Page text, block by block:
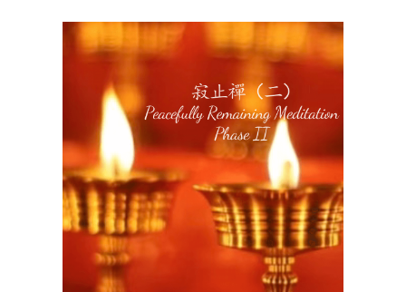
Editing Wiki 貢獻維基
About 關於
About Gankyil
Rinpoche & Lineage
上師傳承
Tibetan Calendar 藏
Gallery
Support Us 護持
Audio Playback 音頻回放